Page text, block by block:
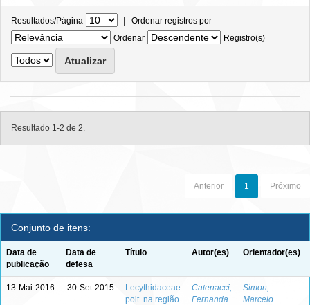
Resultados/Página | Ordenar registros por
Ordenar
Registro(s)
Resultado 1-2 de 2.
Anterior 1 Próximo
Conjunto de itens:
Data de
publicação
Data de
defesa
Título Autor(es) Orientador(es)
13-Mai-2016 30-Set-2015
Lecythidaceae
poit. na região
Catenacci,
Fernanda
Simon,
Marcelo